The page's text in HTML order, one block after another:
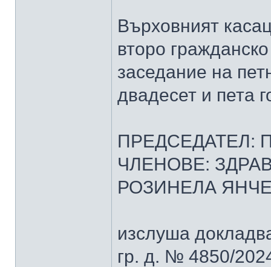
Върховният
второ
заседание на
двадесет и пета
ПРЕДСЕДАТЕЛ:
ЧЛЕНОВЕ:
РОЗИНЕЛА
изслуша
гр. д. № 4850/